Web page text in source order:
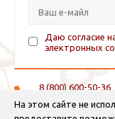
На этом сайте не
Даю согласие
электронных
8 (800) 600-50-36
+7 (921) 882-11-